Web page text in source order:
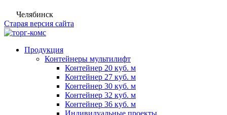
Челябинск
Старая версия сайта
Продукция
Контейнеры мультилифт
Контейнер 20 куб. м
Контейнер 27 куб. м
Контейнер 30 куб. м
Контейнер 32 куб. м
Контейнер 36 куб. м
Индивидуальные проекты